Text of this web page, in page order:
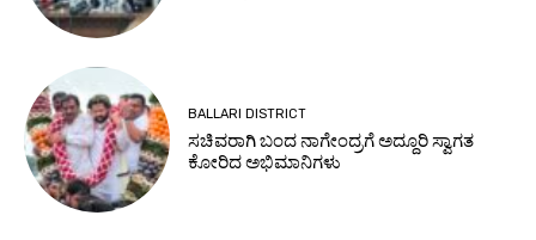
BALLARI DISTRICT
ಸಚಿವರಾಗಿ ಬಂದ ನಾಗೇಂದ್ರಗೆ ಅದ್ದೂರಿ ಸ್ವಾಗತ
ಕೋರಿದ ಅಭಿಮಾನಿಗಳು